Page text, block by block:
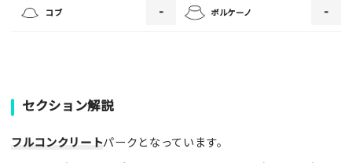
・画像の規定サイズは横幅640px以上となります。
コブ - ボルケーノ -
セクション解説
フルコンクリートパークとなっています。